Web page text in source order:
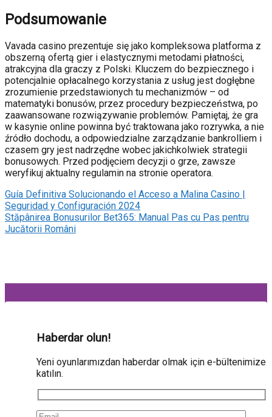
Podsumowanie
Vavada casino prezentuje się jako kompleksowa platforma z
obszerną ofertą gier i elastycznymi metodami płatności,
atrakcyjna dla graczy z Polski. Kluczem do bezpiecznego i
potencjalnie opłacalnego korzystania z usług jest dogłębne
zrozumienie przedstawionych tu mechanizmów – od
matematyki bonusów, przez procedury bezpieczeństwa, po
zaawansowane rozwiązywanie problemów. Pamiętaj, że gra
w kasynie online powinna być traktowana jako rozrywka, a nie
źródło dochodu, a odpowiedzialne zarządzanie bankrolliem i
czasem gry jest nadrzędne wobec jakichkolwiek strategii
bonusowych. Przed podjęciem decyzji o grze, zawsze
weryfikuj aktualny regulamin na stronie operatora.
Guía Definitiva Solucionando el Acceso a Malina Casino |
Seguridad y Configuración 2024
Stăpânirea Bonusurilor Bet365: Manual Pas cu Pas pentru
Jucătorii Români
Haberdar olun!
Yeni oyunlarımızdan haberdar olmak için e-bültenimize
katılın.